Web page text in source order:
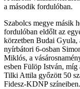
a második fordulóban.
Szabolcs megye másik
fordulóban eldőlt az
körzetben Budai Gyula,
nyírbátori 6-osban
Miklós, a
esben Fülöp István, míg
Tilki Attila győzött 50
Fidesz-KDNP színeiben.